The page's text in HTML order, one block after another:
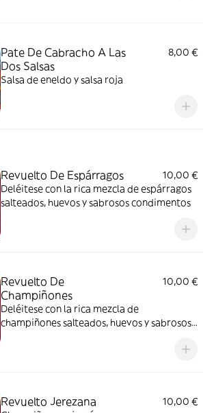
Pate De Cabracho A Las
Dos Salsas
8,00 €
Salsa de eneldo y salsa roja
Revuelto De Espárragos
10,00 €
Deléitese con la rica mezcla de espárragos
salteados, huevos y sabrosos condimentos
Revuelto De
Champiñones
10,00 €
Deléitese con la rica mezcla de
champiñones salteados, huevos y sabrosos
Revuelto Jerezana
10,00 €